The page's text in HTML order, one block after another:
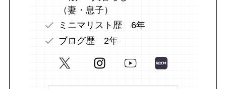
（妻・息子）
ミニマリスト歴 6年
ブログ歴 2年